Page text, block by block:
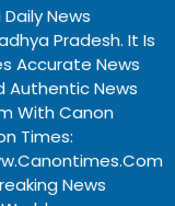
Daily News
Pradesh. It Is
Accurate News
Authentic News
With Canon
Times:
News